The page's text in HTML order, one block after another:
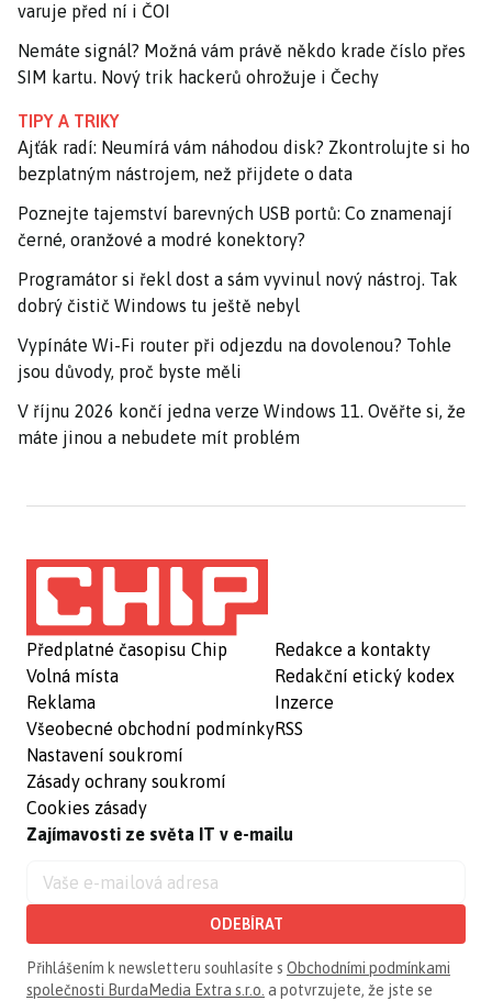
varuje před ní i ČOI
Nemáte signál? Možná vám právě někdo krade číslo přes
SIM kartu. Nový trik hackerů ohrožuje i Čechy
TIPY A TRIKY
Ajťák radí: Neumírá vám náhodou disk? Zkontrolujte si ho
bezplatným nástrojem, než přijdete o data
Poznejte tajemství barevných USB portů: Co znamenají
černé, oranžové a modré konektory?
Programátor si řekl dost a sám vyvinul nový nástroj. Tak
dobrý čistič Windows tu ještě nebyl
Vypínáte Wi-Fi router při odjezdu na dovolenou? Tohle
jsou důvody, proč byste měli
V říjnu 2026 končí jedna verze Windows 11. Ověřte si, že
máte jinou a nebudete mít problém
Předplatné časopisu Chip
Volná místa
Reklama
Všeobecné obchodní podmínky
Nastavení soukromí
Zásady ochrany soukromí
Cookies zásady
Redakce a kontakty
Redakční etický kodex
Inzerce
RSS
Zajímavosti ze světa IT v e-mailu
ODEBÍRAT
Přihlášením k newsletteru souhlasíte s Obchodními podmínkami
společnosti BurdaMedia Extra s.r.o. a potvrzujete, že jste se